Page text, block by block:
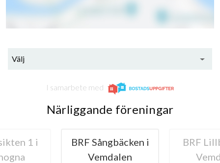
Välj
I samarbete med
Närliggande föreningar
1 i
BRF Sångbäcken i
Vemdalen
BRF